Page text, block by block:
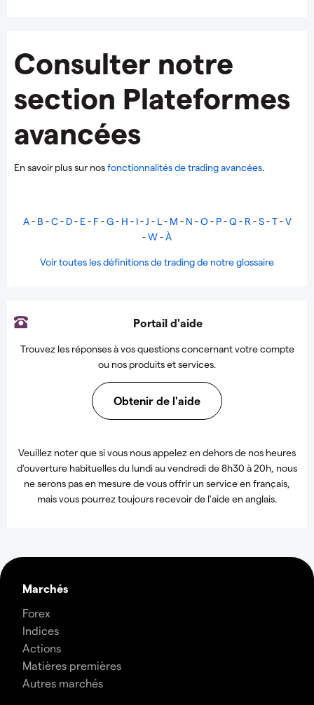
Consulter notre
section Plateformes
avancées
En savoir plus sur nosfonctionnalités de trading avancées.
A- B -C- D- E- F-G- H - I- J - L- M - N -O- P-Q- R -S-T-V
-W-À
Voir toutes les définitions de trading de notre glossaire
Portail d'aide
Trouvez les réponses à vos questions concernant votre compte
ou nos produits et services.
Obtenir de l'aide
Veuillez noter que si vous nous appelez en dehors de nos heures
d'ouverture habituelles du lundi au vendredi de 8h30 à 20h, nous
ne serons pas en mesure de vous offrir un service en français,
mais vous pourrez toujours recevoir de l'aide en anglais.
Marchés
Forex
Indices
Actions
Matières premières
Autres marchés